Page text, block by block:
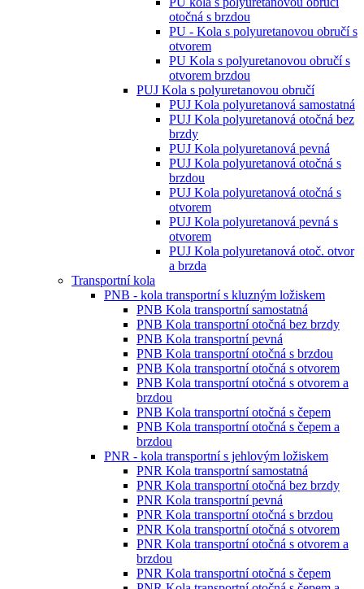
otočná s brzdou
PU - Kola s polyuretanovou obručí s
otvorem
PU Kola s polyuretanovou obručí s
otvorem brzdou
PUJ Kola s polyuretanovou obručí
PUJ Kola polyuretanová samostatná
PUJ Kola polyuretanová otočná bez
brzdy
PUJ Kola polyuretanová pevná
PUJ Kola polyuretanová otočná s
brzdou
PUJ Kola polyuretanová otočná s
otvorem
PUJ Kola polyuretanová pevná s
otvorem
PUJ Kola polyuretanová otoč. otvor
a brzda
Transportní kola
PNB - kola transportní s kluzným ložiskem
PNB Kola transportní samostatná
PNB Kola transportní otočná bez brzdy
PNB Kola transportní pevná
PNB Kola transportní otočná s brzdou
PNB Kola transportní otočná s otvorem
PNB Kola transportní otočná s otvorem a
brzdou
PNB Kola transportní otočná s čepem
PNB Kola transportní otočná s čepem a
brzdou
PNR - kola transportní s jehlovým ložiskem
PNR Kola transportní samostatná
PNR Kola transportní otočná bez brzdy
PNR Kola transportní pevná
PNR Kola transportní otočná s brzdou
PNR Kola transportní otočná s otvorem
PNR Kola transportní otočná s otvorem a
brzdou
PNR Kola transportní otočná s čepem